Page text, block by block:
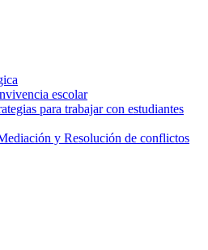
escolar
para trabajar con estudiantes
y Resolución de conflictos